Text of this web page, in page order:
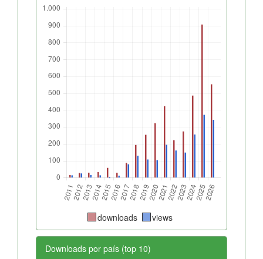
downloads views
Downloads por país (top 10)